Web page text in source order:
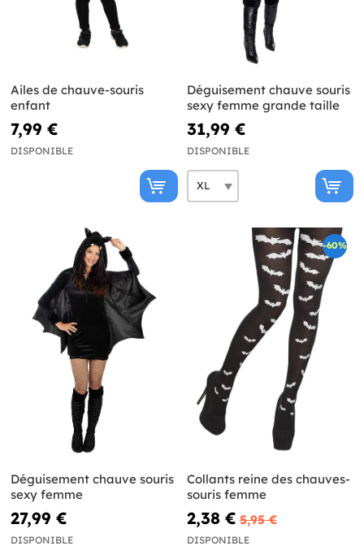
Ailes de chauve-souris
enfant
7,99 €
DISPONIBLE
Déguisement chauve souris
sexy femme grande taille
31,99 €
DISPONIBLE
Déguisement chauve souris
sexy femme
27,99 €
DISPONIBLE
-60%
Collants reine des chauves-
souris femme
2,38 € 5,95 €
DISPONIBLE